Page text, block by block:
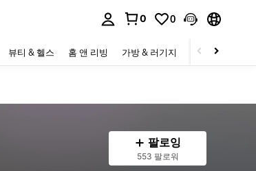
0 0
뷰티 & 헬스 홈 앤 리빙 가방 & 러기지 스포츠 & 아웃
팔로잉
553 팔로워